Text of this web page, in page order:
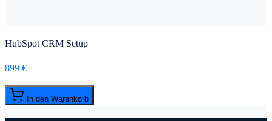
HubSpot CRM Setup
899 €
In den Warenkorb